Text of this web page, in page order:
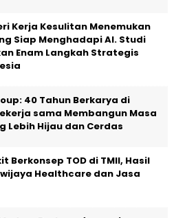
Kerja Kesulitan Menemukan
Siap Menghadapi AI. Studi
Enam Langkah Strategis
40 Tahun Berkarya di
sama Membangun Masa
Lebih Hijau dan Cerdas
Berkonsep TOD di TMII, Hasil
Healthcare dan Jasa